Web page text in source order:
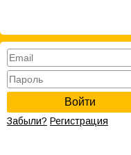
Войти
Забыли? Регистрация